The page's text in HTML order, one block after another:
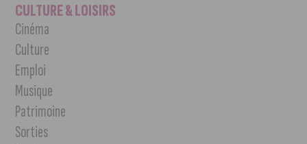
CULTURE & LOISIRS
Cinéma
Culture
Emploi
Musique
Patrimoine
Sorties